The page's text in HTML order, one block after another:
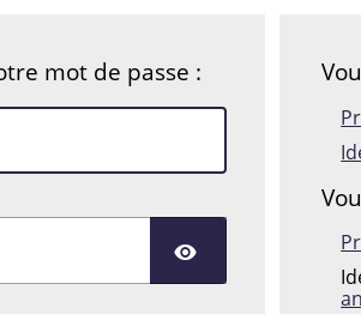
mot de passe :